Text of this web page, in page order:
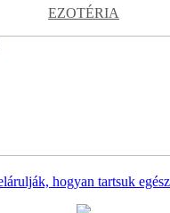
EZOTÉRIA
hogyan tartsuk